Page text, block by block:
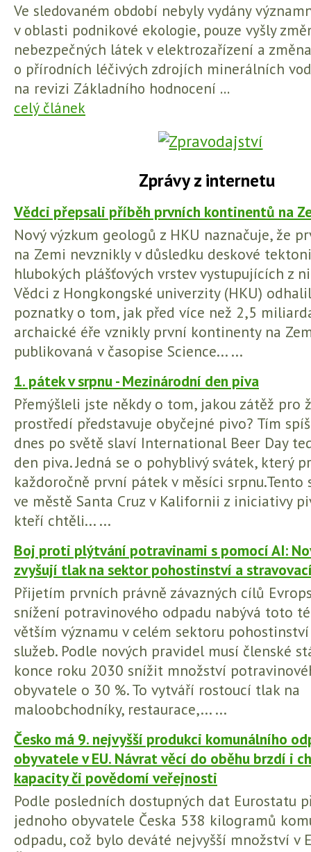
Ve sledovaném období nebyly vydány
v oblasti podnikové ekologie, pouze vyšly
nebezpečných látek v elektrozařízení a
o přírodních léčivých zdrojích minerálních
na revizi Základního hodnocení ...
celý článek
Zprávy z internetu
Vědci přepsali příběh prvních kontinentů na
Nový výzkum geologů z HKU naznačuje, že
na Zemi nevznikly v důsledku deskové
hlubokých plášťových vrstev vystupujících z
Vědci z Hongkongské univerzity (HKU)
poznatky o tom, jak před více než 2,5
archaické éře vznikly první kontinenty na
publikovaná v časopise Science... ...
1. pátek v srpnu - Mezinárodní den piva
Přemýšleli jste někdy o tom, jakou zátěž pro
prostředí představuje obyčejné pivo? Tím
dnes po světě slaví International Beer Day
den piva. Jedná se o pohyblivý svátek, který
každoročně první pátek v měsíci srpnu.Tento
ve městě Santa Cruz v Kalifornii z iniciativy
kteří chtěli... ...
Boj proti plýtvání potravinami s pomocí AI:
zvyšují tlak na sektor pohostinství a
Přijetím prvních právně závazných cílů
snížení potravinového odpadu nabývá toto
větším významu v celém sektoru
služeb. Podle nových pravidel musí členské
konce roku 2030 snížit množství
obyvatele o 30 %. To vytváří rostoucí tlak na
maloobchodníky, restaurace,... ...
Česko má 9. nejvyšší produkci komunálního
obyvatele v EU. Návrat věcí do oběhu brzdí i
kapacity či povědomí veřejnosti
Podle posledních dostupných dat Eurostatu
jednoho obyvatele Česka 538 kilogramů
odpadu, což bylo deváté nejvyšší množství v